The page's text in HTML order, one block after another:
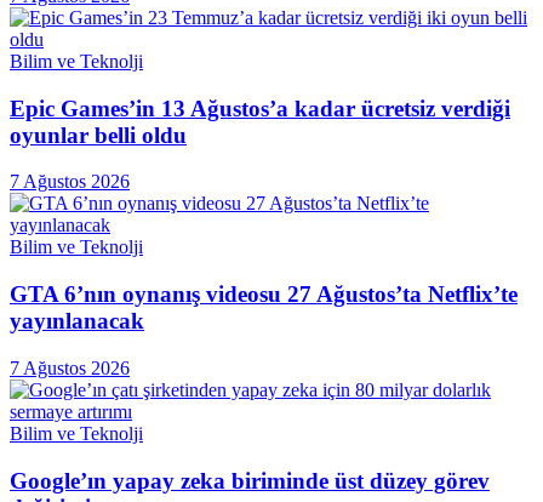
Bilim ve Teknolji
Epic Games’in 13 Ağustos’a kadar ücretsiz verdiği
oyunlar belli oldu
7 Ağustos 2026
Bilim ve Teknolji
GTA 6’nın oynanış videosu 27 Ağustos’ta Netflix’te
yayınlanacak
7 Ağustos 2026
Bilim ve Teknolji
Google’ın yapay zeka biriminde üst düzey görev